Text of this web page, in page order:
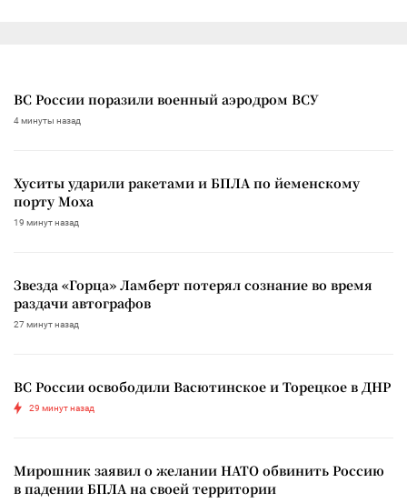
ВС России поразили военный аэродром ВСУ
4 минуты назад
Хуситы ударили ракетами и БПЛА по йеменскому
порту Моха
19 минут назад
Звезда «Горца» Ламберт потерял сознание во время
раздачи автографов
27 минут назад
ВС России освободили Васютинское и Торецкое в ДНР
29 минут назад
Мирошник заявил о желании НАТО обвинить Россию
в падении БПЛА на своей территории